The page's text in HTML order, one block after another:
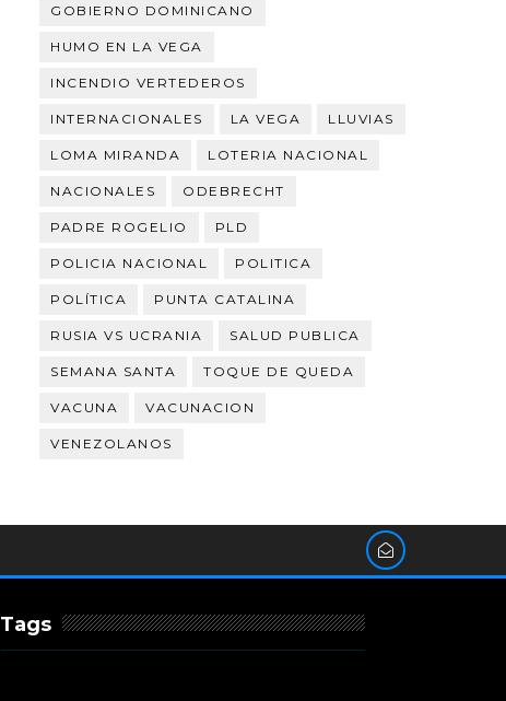
GOBIERNO DOMINICANO
HUMO EN LA VEGA
INCENDIO VERTEDEROS
INTERNACIONALES LA VEGA LLUVIAS
LOMA MIRANDA LOTERIA NACIONAL
NACIONALES ODEBRECHT
PADRE ROGELIO PLD
POLICIA NACIONAL POLITICA
POLÍTICA PUNTA CATALINA
RUSIA VS UCRANIA SALUD PUBLICA
SEMANA SANTA TOQUE DE QUEDA
VACUNA VACUNACION
VENEZOLANOS
Tags